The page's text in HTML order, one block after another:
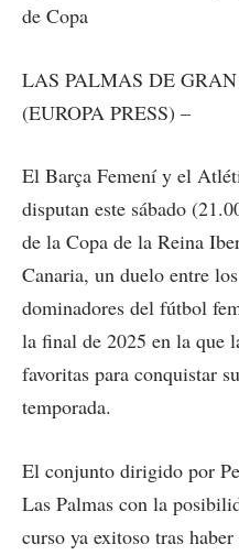
de Copa
LAS PALMAS DE
(EUROPA PRESS) –
El Barça Femení y el
disputan este sábado
de la Copa de la Reina
Canaria, un duelo entre
dominadores del fútbol
la final de 2025 en la que
favoritas para conquistar
temporada.
El conjunto dirigido por
Las Palmas con la
curso ya exitoso tras